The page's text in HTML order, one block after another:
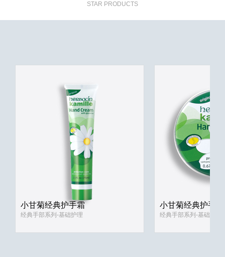
STAR PRODUCTS
小甘菊经典护手霜
经典手部系列-基础护理
小甘菊经典护手霜
经典手部系列-基础护理